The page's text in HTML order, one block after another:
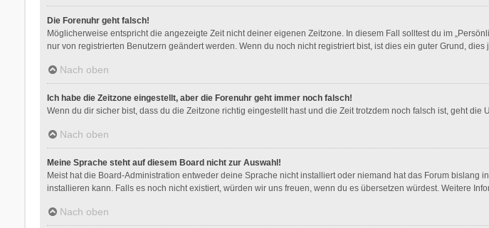
Die Forenuhr geht falsch!
Möglicherweise entspricht die angezeigte Zeit nicht deiner eigenen Zeitzone. In diesem Fall solltest du im
nur von registrierten Benutzern geändert werden. Wenn du noch nicht registriert bist, ist dies ein guter Grund, dies
Nach oben
Ich habe die Zeitzone eingestellt, aber die Forenuhr geht immer noch falsch!
Wenn du dir sicher bist, dass du die Zeitzone richtig eingestellt hast und die Zeit trotzdem noch falsch ist, geht
Nach oben
Meine Sprache steht auf diesem Board nicht zur Auswahl!
Meist hat die Board-Administration entweder deine Sprache nicht installiert oder niemand hat das Forum
installieren kann. Falls es noch nicht existiert, würden wir uns freuen, wenn du es übersetzen würdest. Weitere
Nach oben